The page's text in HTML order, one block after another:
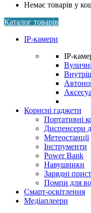
Немає товарів у
Каталог товарів
IP-камери
IP-
Вуличні
Корисні гаджети
Портативні
Диспенсери
Метеостанції
Інструменти
Power Bank
Навушники
Зарядні
Помпи для
Смарт-освітлення
Медіаплеери